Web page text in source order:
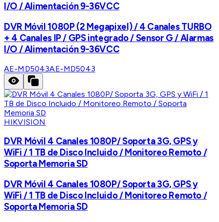
I/O / Alimentación 9-36VCC
DVR Móvil 1080P (2 Megapixel) / 4 Canales TURBO
+ 4 Canales IP / GPS integrado / Sensor G / Alarmas
I/O / Alimentación 9-36VCC
AE-MD5043AE-MD5043
HIKVISION
DVR Móvil 4 Canales 1080P/ Soporta 3G, GPS y
WiFi / 1 TB de Disco Incluido / Monitoreo Remoto /
Soporta Memoria SD
DVR Móvil 4 Canales 1080P/ Soporta 3G, GPS y
WiFi / 1 TB de Disco Incluido / Monitoreo Remoto /
Soporta Memoria SD